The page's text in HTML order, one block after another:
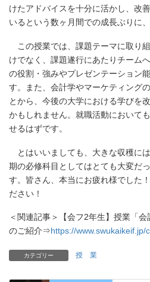
けたアドバイスを十分に活かし、改
いるという数ヶ月間での成長ぶりに
この授業では、課題テーマに取り
けでなく、課題遂行にあたりチーム
の役割・強みやプレゼンテーション
す。また、会計学やマーケティング
とから、今後の大学における学びを
かもしれません。就職活動において
せるはずです。
とはいいましても、大きな収穫に
期の必修科目としてはとても大変だ
す。皆さん、本当にお疲れ様でした
ださい！
＜関連記事＞【会フ2年生】授業「
のご紹介⇒https://www.swukaikeif.jp/
カテゴリー 授 業